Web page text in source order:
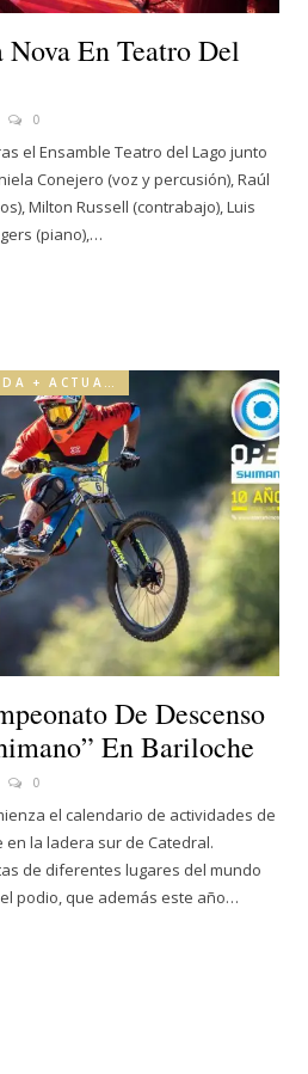
Nova En Teatro Del
0
el Ensamble Teatro del Lago junto
Conejero (voz y percusión), Raúl
Milton Russell (contrabajo), Luis
(piano),…
De Descenso
En Bariloche
0
el calendario de actividades de
la ladera sur de Catedral.
de diferentes lugares del mundo
podio, que además este año…